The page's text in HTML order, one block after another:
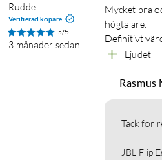
Bärbara högtalare utsätts för
bokhyllan. JBL Flip Essential 2
användas - ofta. Den är robust
och den höga klassificering
Rudde
Verifierad köpare
5/5
3 månader sedan
Mycket bra och fylligt ljud för en så liten
högtalare.
Definitivt
Ljudet
Rasmus
Tack för
JBL Flip